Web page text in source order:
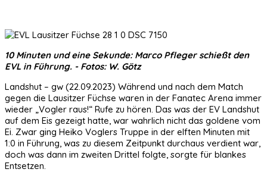
10 Minuten und eine Sekunde: Marco Pfleger schießt den
EVL in Führung. - Fotos: W. Götz
Landshut – gw (22.09.2023) Während und nach dem Match
gegen die Lausitzer Füchse waren in der Fanatec Arena immer
wieder „Vogler raus!“ Rufe zu hören. Das was der EV Landshut
auf dem Eis gezeigt hatte, war wahrlich nicht das goldene vom
Ei. Zwar ging Heiko Voglers Truppe in der elften Minuten mit
1:0 in Führung, was zu diesem Zeitpunkt durchaus verdient war,
doch was dann im zweiten Drittel folgte, sorgte für blankes
Entsetzen.